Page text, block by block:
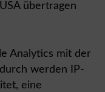
übertragen
Analytics mit der
werden IP-
eine